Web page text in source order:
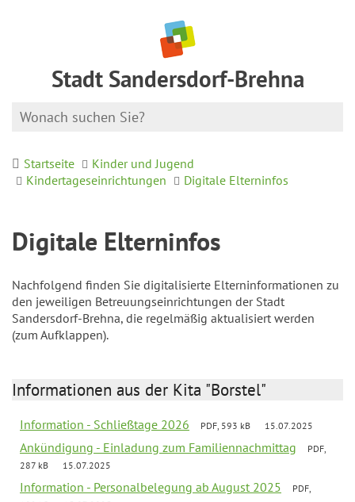
Stadt Sandersdorf-Brehna
Startseite
Kinder und Jugend
Kindertageseinrichtungen
Digitale Elterninfos
Digitale Elterninfos
Nachfolgend finden Sie digitalisierte Elterninformationen zu
den jeweiligen Betreuungseinrichtungen der Stadt
Sandersdorf-Brehna, die regelmäßig aktualisiert werden
(zum Aufklappen).
Informationen aus der Kita "Borstel"
Information - Schließtage 2026 PDF, 593 kB 15.07.2025
Ankündigung - Einladung zum Familiennachmittag
PDF,
287 kB
15.07.2025
Information - Personalbelegung ab August 2025
PDF,